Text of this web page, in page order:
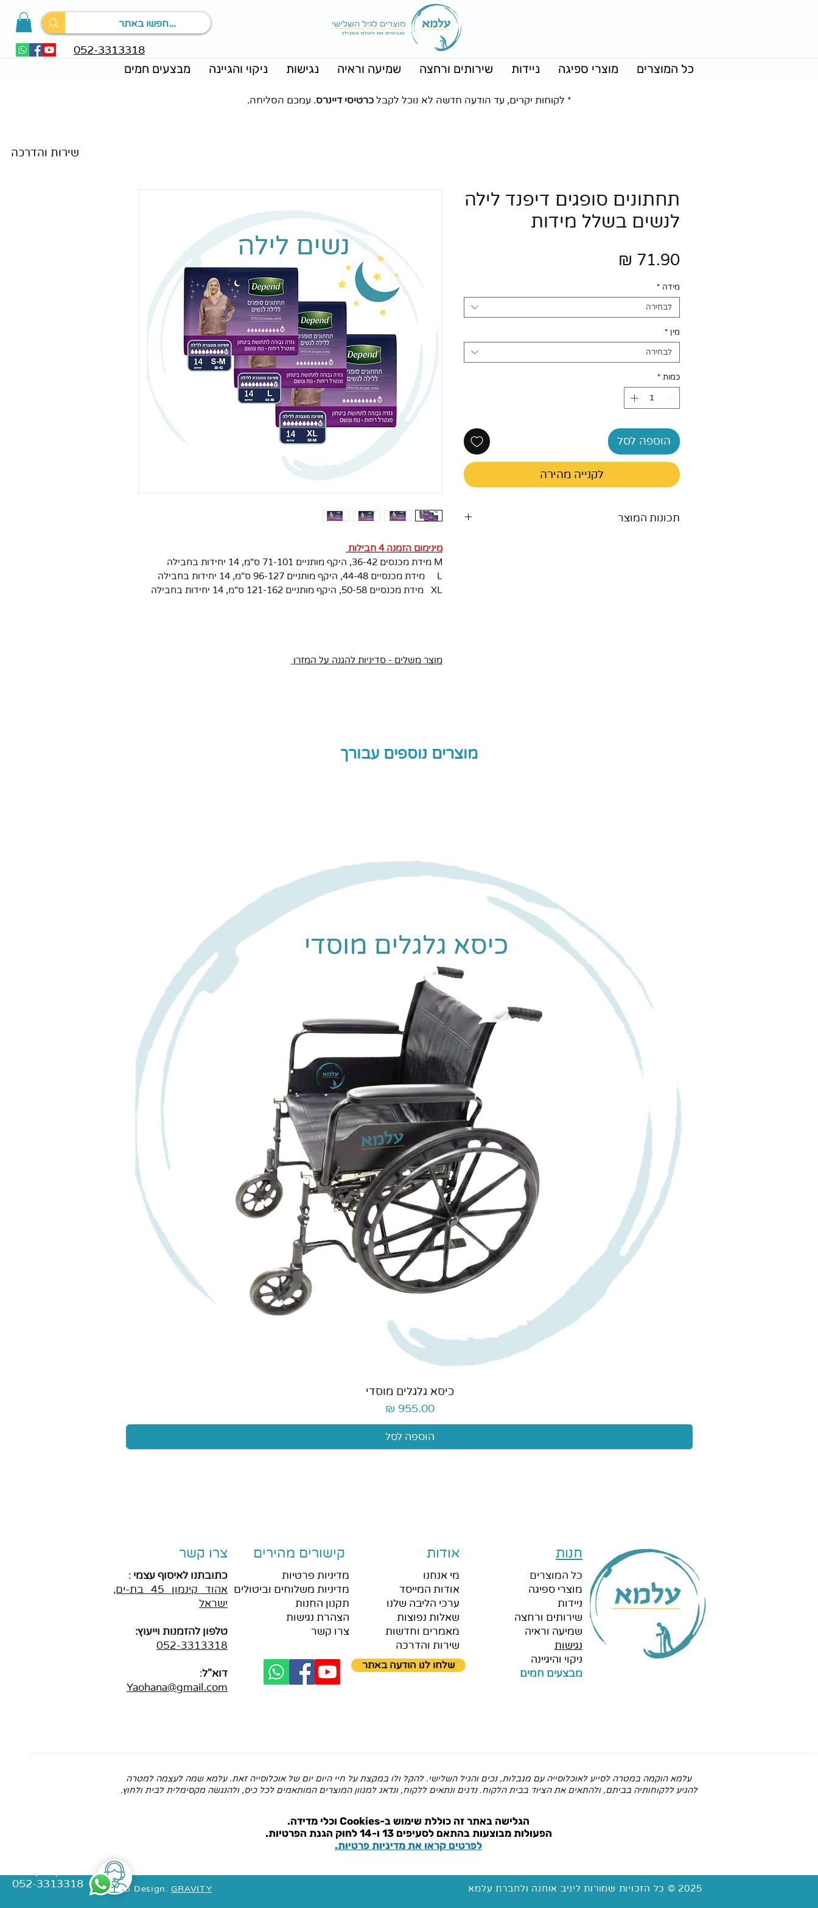
שירות והדרכה
052-3313318
כל המוצרים מוצרי ספיגה ניידות שירותים ורחצה שמיעה וראיה נגישות ניקוי והגיינה מבצעים חמים
מינימום הזמנה 4 חבילות
M מידת מכנסים 36-42, היקף מותניים 71-101 ס"מ, 14 יחידות בחבילה
L מידת מכנסיים 44-48, היקף מותניים 96-127 ס"מ, 14 יחידות בחבילה
XL מידת מכנסיים 50-58, היקף מותניים 121-162 ס"מ, 14 יחידות בחבילה
מוצר משלים - סדיניות להגנה על המזרן
תחתונים סופגים דיפנד לילה
לנשים בשלל מידות
מידה *
לבחירה
מין *
לבחירה
כמות *
הוספה לסל
לקנייה מהירה
תכונות המוצר
* לקוחות יקרים, עד הודעה חדשה לא נוכל לקבלכרטיסי דיינרס. עמכם הסליחה.
מוצרים נוספים עבורך
תצוגה מהירה
כיסא גלגלים מוסדי
מחיר‏955.00 ‏₪
הוספה לסל
052-3313318
צרו קשר
כתובתנו לאיסוף עצמי :
אהוד
קינמון 45 בת-ים,
ישראל
טלפון להזמנות וייעוץ:
052-3313318
דוא"ל:
Yaohana@gmail.com
קישורים מהירים
מדיניות פרטיות
מדיניות משלוחים וביטולים
תקנון החנות
הצהרת נגישות
צרו קשר
אודות
מי אנחנו
אודות המייסד
ערכי הליבה שלנו
שאלות נפוצות
מאמרים וחדשות
שירות והדרכה
שלחו לנו הודעה באתר
חנות
כל המוצרים
מוצרי ספיגה
ניידות
שירותים ורחצה
שמיעה וראיה
נגישות
ניקוי והיגיינה
מבצעים חמים
עלמא הוקמה במטרה לסייע לאוכלוסייה עם מגבלות, נכים והגיל השלישי. להקל ולו במקצת על חיי היום יום של אוכלוסייה זאת. עלמא שמה לעצמה למטרה
להגיע ללקוחותיה בביתם, ולהתאים את הציוד בבית הלקוח. נדגים ונתאים ללקוח, ונדאג למגוון המוצרים המותאמים לכל כיס, ולהנגשה מקסימלית לבית ולחוץ.
הגלישה באתר זה כוללת שימוש ב-Cookies וכלי מדידה.
הפעולות מבוצעות בהתאם לסעיפים 13 ו-14 לחוק הגנת הפרטיות.
לפרטים קראו את מדיניות פרטיות.
Web Design:GRAVITY